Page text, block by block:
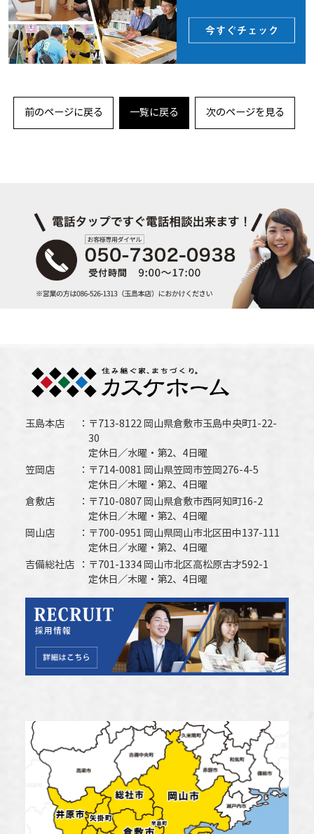
前のページに戻る 一覧に戻る 次のページを見る
玉島本店
〒713-8122 岡山県倉敷市玉島中央町1-22-
30
定休日／水曜・第2、4日曜
笠岡店
〒714-0081 岡山県笠岡市笠岡276-4-5
定休日／木曜・第2、4日曜
倉敷店
〒710-0807 岡山県倉敷市西阿知町16-2
定休日／木曜・第2、4日曜
岡山店
〒700-0951 岡山県岡山市北区田中137-111
定休日／水曜・第2、4日曜
吉備総社店
〒701-1334 岡山市北区高松原古才592-1
定休日／木曜・第2、4日曜